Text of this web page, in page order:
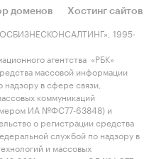
доменов
Хостинг сайтов
1995-
агентства «РБК»
массовой информации
в сфере связи,
коммуникаций
ИА №ФС77-63848) и
о регистрации средства
службой по надзору в
и массовых